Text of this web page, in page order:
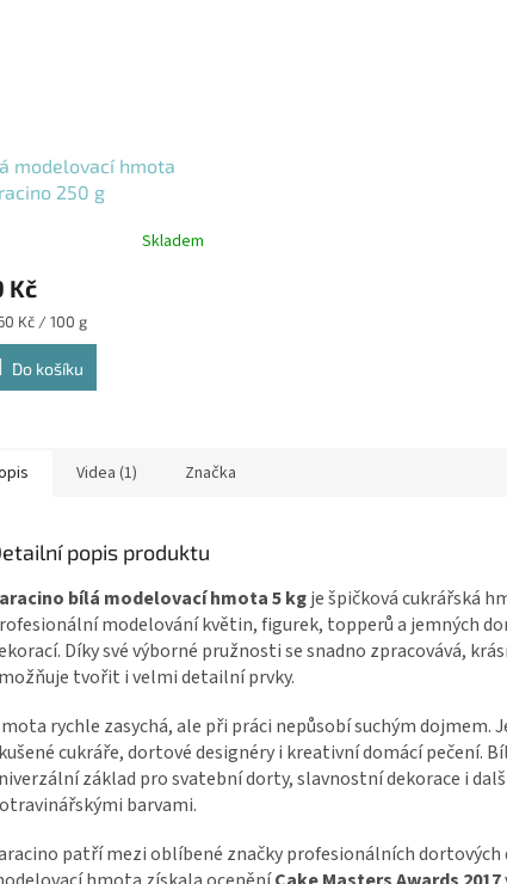
modelovací hmota
250 g
Skladem
Kč
Kč / 100 g
Do košíku
Videa (1) Značka
popis produktu
bílá modelovací hmota 5 kgje špičková cukrářská
modelování květin, figurek, topperů a jemných
Díky své výborné pružnosti se snadno zpracovává,
tvořit i velmi detailní prvky.
rychle zasychá, ale při práci nepůsobí suchým dojmem.
cukráře, dortové designéry i kreativní domácí pečení.
základ pro svatební dorty, slavnostní dekorace i
barvami.
patří mezi oblíbené značky profesionálních dortových